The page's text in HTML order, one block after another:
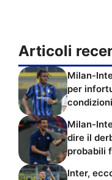
Articoli
Milan-
per
Milan-
dire il
probabili
Inter,